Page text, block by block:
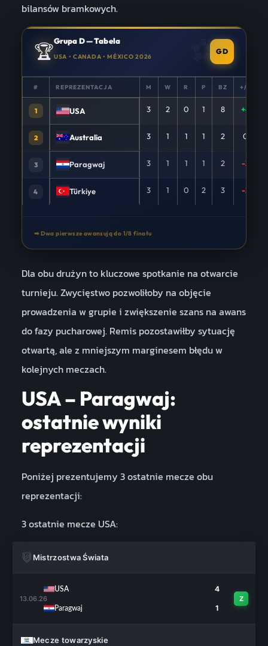
bilansów bramkowych.
🏆Grupa D — Tabela
USA • CANADA • MÉXICO 2026
GD
# REPREZENTACJA M W R P BZ +/−
1 USA 3 2 0 1 8 +4
2 Australia 3 1 1 1 2 0
3 Paragwaj 3 1 1 1 2 -2
4 Türkiye 3 1 0 2 3 -2
➡ Dwa pierwsze awansują do 1/8 finału
Dla obu drużyn to kluczowe spotkanie na otwarcie
turnieju. Zwycięstwo pozwoliłoby na objęcie
prowadzenia w grupie i zwiększenie szans na awans
do fazy pucharowej. Remis pozostawiłby sytuację
otwartą, ale z mniejszym marginesem błędu w
kolejnych meczach.
USA – Paragwaj:
ostatnie wyniki
reprezentacji
Poniżej prezentujemy 3 ostatnie mecze obu
reprezentacji:
3 ostatnie mecze USA:
Mistrzostwa Świata
13.06.26
USA
Paragwaj
4
1
Z
Mecze towarzyskie